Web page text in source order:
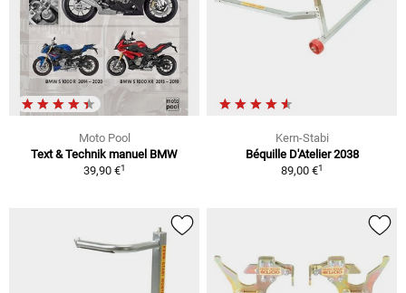
Moto Pool
Text & Technik manuel BMW
39,90 €1
Kern-Stabi
Béquille D'Atelier 2038
89,00 €1